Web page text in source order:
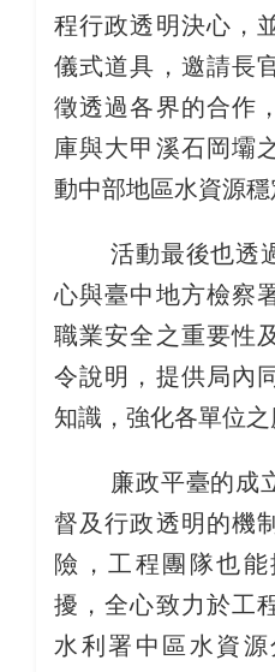
程行政透明決心，
儀式道具，邀請長
徵透過各界的合作
庫與大甲溪石岡壩
動中部地區水資源穩
活動最後也透過
心與臺中地方檢察
職業安全之重要性
令說明，提供局內
知識，強化各單位之
廉政平臺的成立
督及行政透明的機
險，工程團隊也
擾，全心致力於工
水利署中區水資